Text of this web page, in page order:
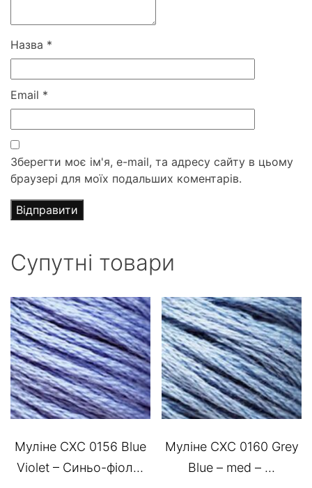
Назва *
Email *
Зберегти моє ім'я, e-mail, та адресу сайту в цьому
браузері для моїх подальших коментарів.
Супутні товари
Муліне СХС 0156 Blue
Violet – Cиньо-фіол...
Муліне СХС 0160 Grey
Blue – med – ...